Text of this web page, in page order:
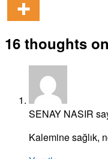
16 thoughts
SENAY NASIR
Kalemine sağlık,